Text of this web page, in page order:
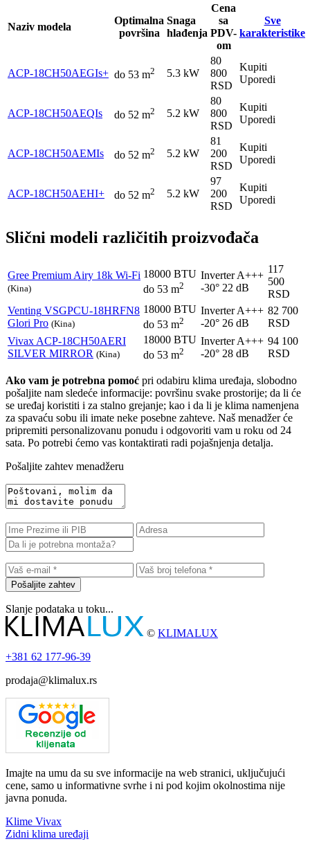
Naziv modela
Optimalna
površina
Snaga
hlađenja
Cena
sa
PDV-
om
Sve
karakteristike
ACP-18CH50AEGIs+ do 53 m2 5.3 kW
80
800
RSD
Kupiti
Uporedi
ACP-18CH50AEQIs do 52 m2 5.2 kW
80
800
RSD
Kupiti
Uporedi
ACP-18CH50AEMIs do 52 m2 5.2 kW
81
200
RSD
Kupiti
Uporedi
ACP-18CH50AEHI+ do 52 m2 5.2 kW
97
200
RSD
Kupiti
Uporedi
Slični modeli različitih proizvođača
Gree Premium Airy 18k Wi-Fi
(Kina)
18000 BTU
do 53 m2
Inverter A+++
-30° 22 dB
117
500
RSD
Venting VSGPCU-18HRFN8
Glori Pro (Kina)
18000 BTU
do 53 m2
Inverter A+++
-20° 26 dB
82 700
RSD
Vivax ACP-18CH50AERI
SILVER MIRROR (Kina)
18000 BTU
do 53 m2
Inverter A+++
-20° 28 dB
94 100
RSD
Ako vam je potrebna pomoć pri odabiru klima uređaja, slobodno
pošaljite nam sledeće informacije: površinu svake prostorije; da li će
se uređaj koristiti i za stalno grejanje; kao i da li je klima namenjena
za spavaću sobu ili imate neke posebne zahteve. Naš menadžer će
pripremiti personalizovanu ponudu i odgovoriti vam u roku od 24
sata. Po potrebi ćemo vas kontaktirati radi pojašnjenja detalja.
Pošaljite zahtev menadžeru
Pošaljite zahtev
Slanje podataka u toku...
© KLIMALUX
+381 62 177-96-39
prodaja@klimalux.rs
Imajte na umu da su sve informacije na web stranici, uključujući
cene, samo u informativne svrhe i ni pod kojim okolnostima nije
javna ponuda.
Klime Vivax
Zidni klima uređaji